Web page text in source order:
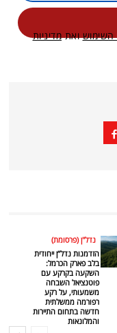
השימושואתמדיניות
נדל"ן (פרסומת)
הזדמנות נדל”ן ייחודית
בלב פארק הכרמל:
השקעה בקרקע עם
פוטנציאל השבחה
משמעותי, על רקע
רפורמה ממשלתית
חדשה בתחום התיירות
והמלונאות